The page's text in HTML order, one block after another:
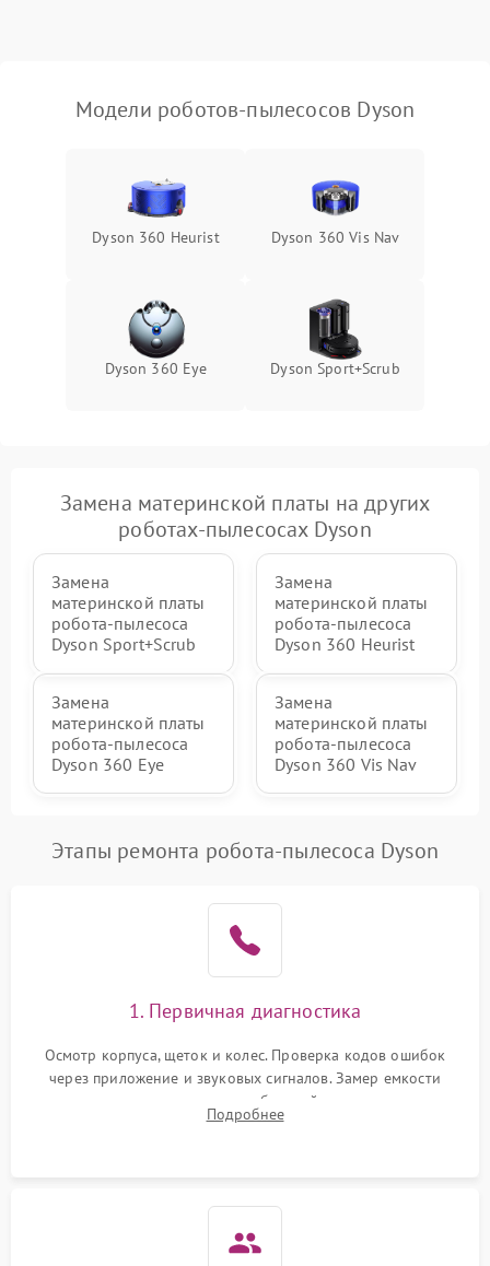
Модели роботов-пылесосов Dyson
Dyson 360 Heurist Dyson 360 Vis Nav
Dyson 360 Eye Dyson Sport+Scrub
Замена материнской платы на других
роботах-пылесосах Dyson
Замена
материнской платы
робота-пылесоса
Dyson Sport+Scrub
Замена
материнской платы
робота-пылесоса
Dyson 360 Heurist
Замена
материнской платы
робота-пылесоса
Dyson 360 Eye
Замена
материнской платы
робота-пылесоса
Dyson 360 Vis Nav
Этапы ремонта робота-пылесоса Dyson
1. Первичная диагностика
Осмотр корпуса, щеток и колес. Проверка кодов ошибок
через приложение и звуковых сигналов. Замер емкости
аккумулятора и тестирование базовой станции зарядки.
Оценка работы лидара, бампера и датчиков падения для
Подробнее